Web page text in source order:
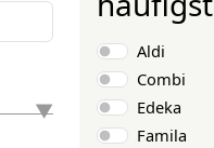
Aldi
Combi
Edeka
Famila